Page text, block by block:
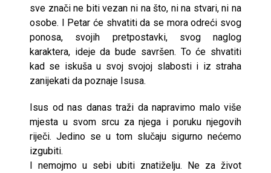
sve znači ne biti vezan ni na što, ni na stvari, ni na
osobe. I Petar će shvatiti da se mora odreći svog
ponosa, svojih pretpostavki, svog naglog
karaktera, ideje da bude savršen. To će shvatiti
kad se iskuša u svoj svojoj slabosti i iz straha
zanijekati da poznaje Isusa.
Isus od nas danas traži da napravimo malo više
mjesta u svom srcu za njega i poruku njegovih
riječi. Jedino se u tom slučaju sigurno nećemo
izgubiti.
I nemojmo u sebi ubiti znatiželju. Ne za život